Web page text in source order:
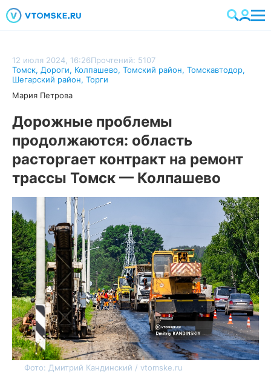
12 июля 2024, 16:26Прочтений: 5107
Томск, Дороги, Колпашево, Томский район, Томскавтодор,
Шегарский район, Торги
Мария Петрова
Дорожные проблемы
продолжаются: область
расторгает контракт на ремонт
трассы Томск — Колпашево
Фото: Дмитрий Кандинский / vtomske.ru